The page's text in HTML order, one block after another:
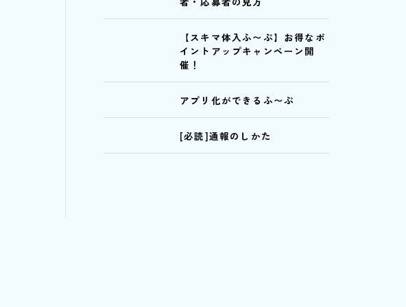
【スキマ体入ふ〜ぷ】お得なポ
イントアップキャンペーン開
催！
アプリ化ができるふ〜ぷ
[必読]通報のしかた